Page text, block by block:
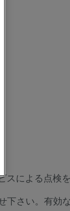
による点検
下さい。有効な